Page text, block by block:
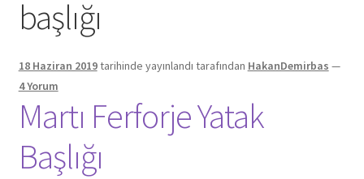
Blog
İletişim
başlığı
18 Haziran 2019tarihinde yayınlandı tarafından HakanDemirbas —
4 Yorum
Martı Ferforje Yatak
Başlığı